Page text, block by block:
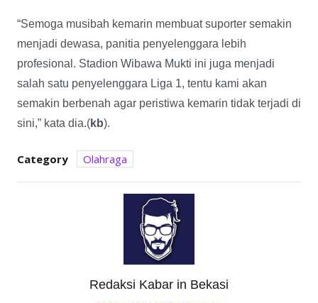
“Semoga musibah kemarin membuat suporter semakin
menjadi dewasa, panitia penyelenggara lebih
profesional. Stadion Wibawa Mukti ini juga menjadi
salah satu penyelenggara Liga 1, tentu kami akan
semakin berbenah agar peristiwa kemarin tidak terjadi di
sini,” kata dia.(kb).
Category Olahraga
Redaksi Kabar in Bekasi